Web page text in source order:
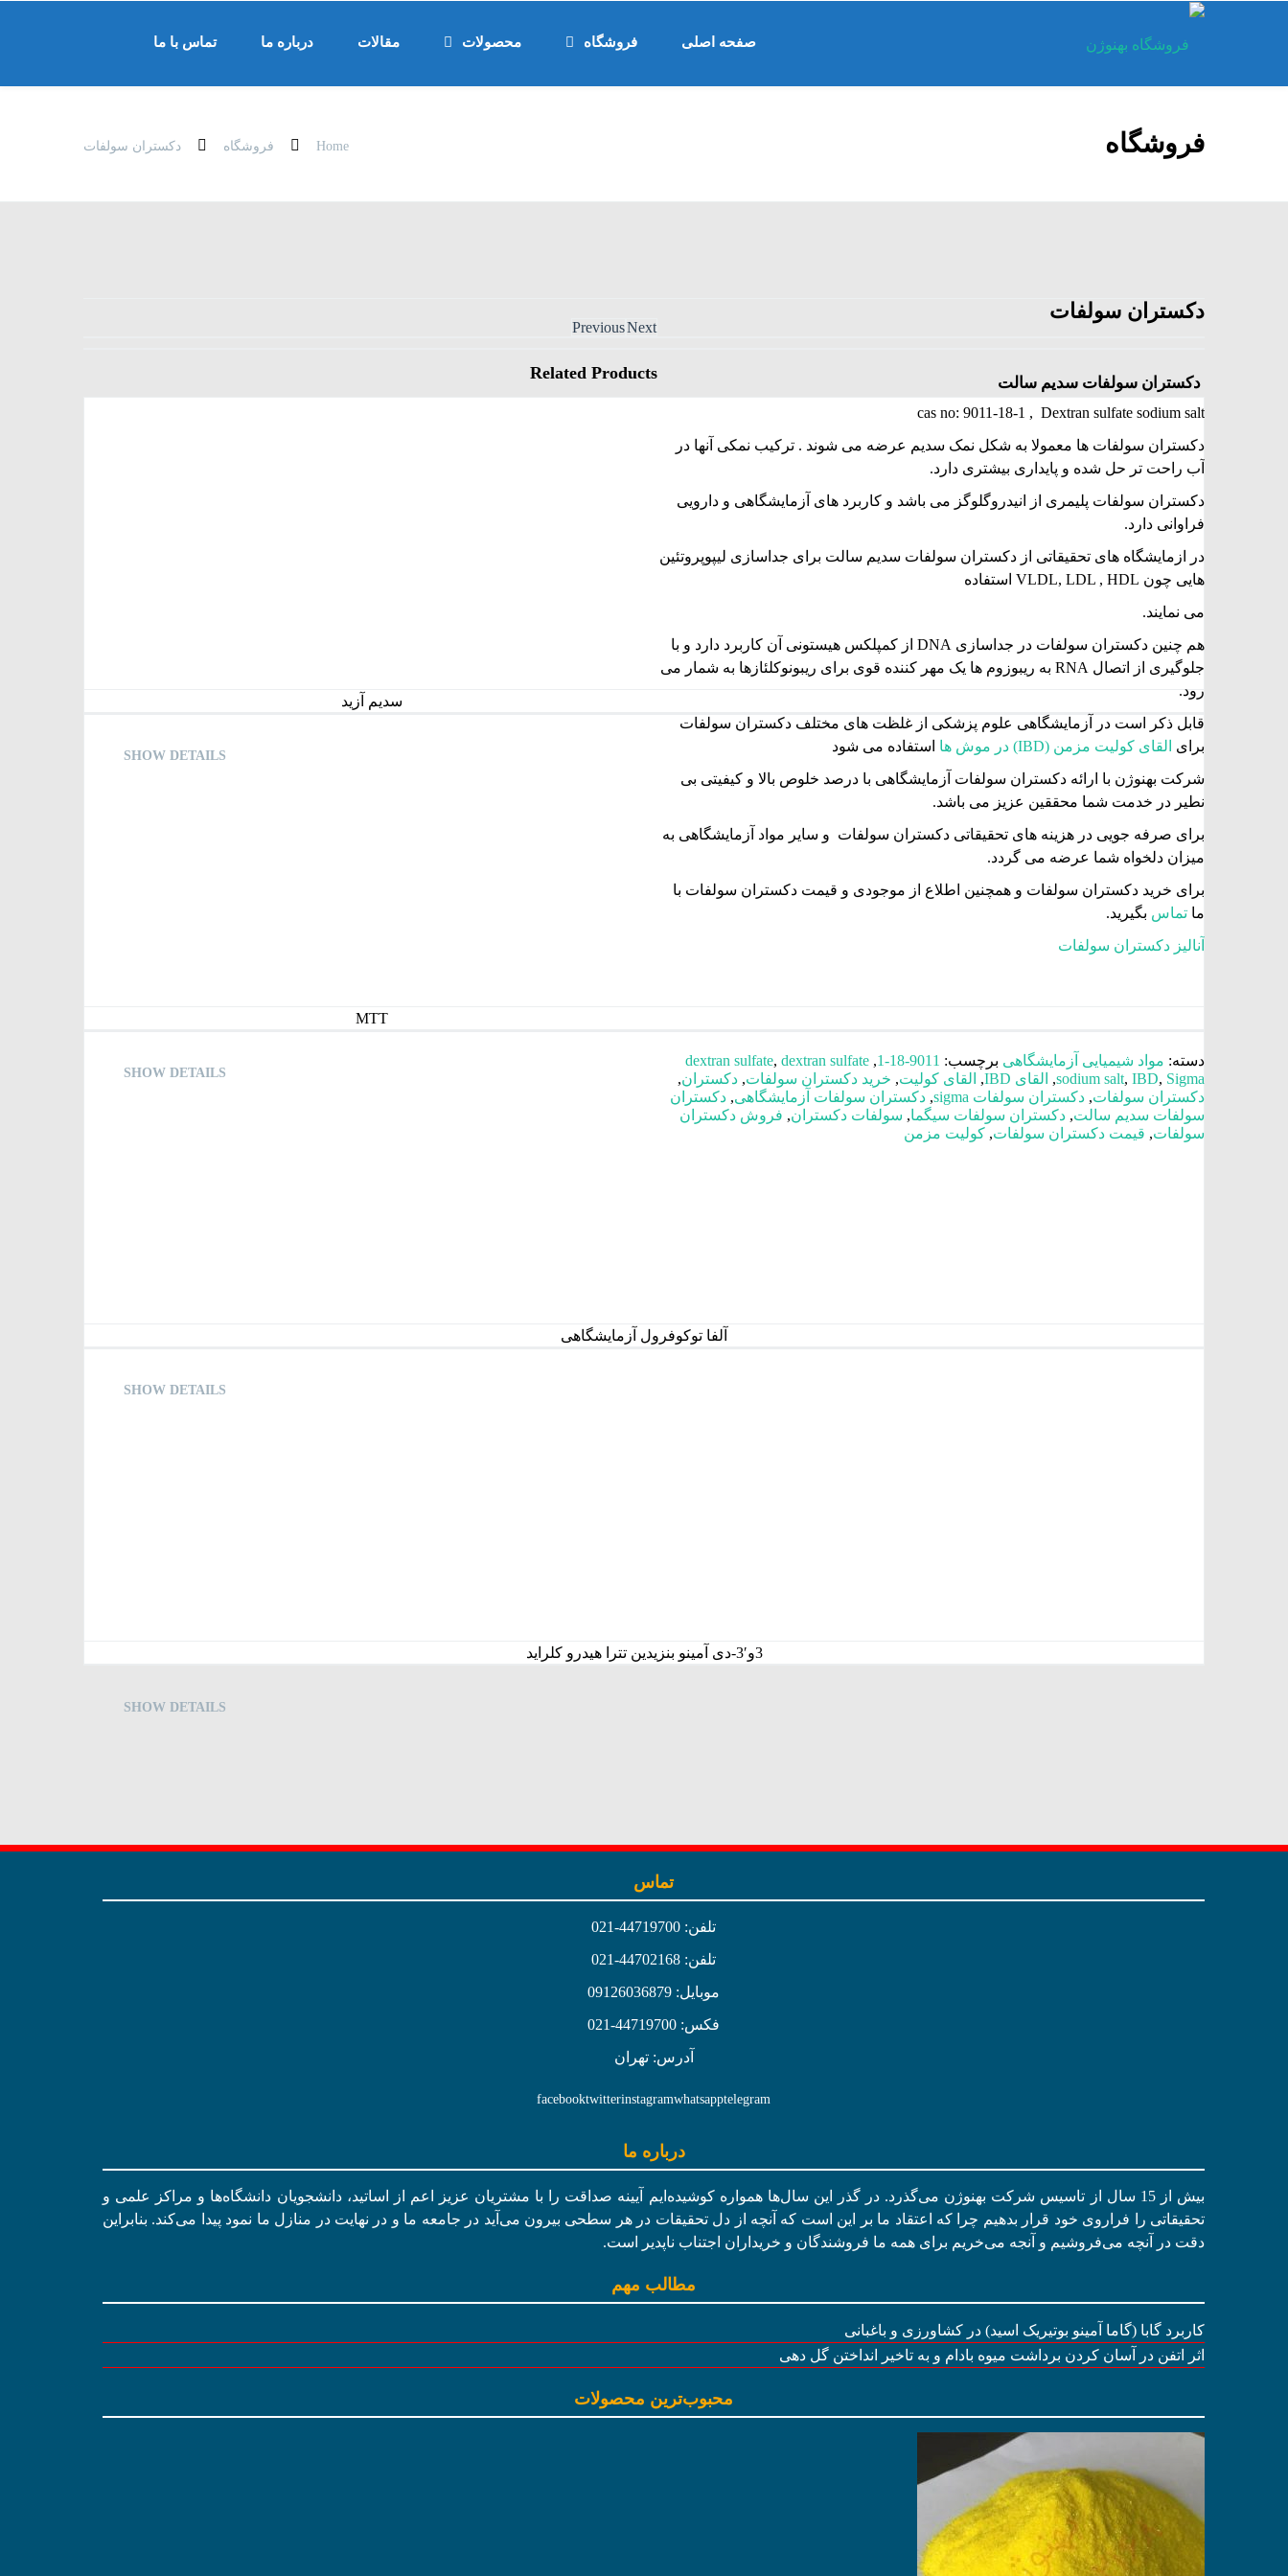
صفحه اصلی فروشگاه محصولات مقالات درباره ما تماس با ما
فروشگاه Home فروشگاه دکستران سولفات
دکستران سولفات
دکستران سولفات سدیم سالت
cas no: 9011-18-1 , Dextran sulfate sodium salt
دکستران سولفات ها معمولا به شکل نمک سدیم عرضه می شوند . ترکیب نمکی آنها در
آب راحت تر حل شده و پایداری بیشتری دارد.
دکستران سولفات پلیمری از انیدروگلوگز می باشد و کاربرد های آزمایشگاهی و دارویی
فراوانی دارد.
در ازمایشگاه های تحقیقاتی از دکستران سولفات سدیم سالت برای جداسازی لیپوپروتئین
هایی چون VLDL, LDL , HDL استفاده
می نمایند.
هم چنین دکستران سولفات در جداسازی DNA از کمپلکس هیستونی آن کاربرد دارد و با
جلوگیری از اتصال RNA به ریبوزوم ها یک مهر کننده قوی برای ریبونوکلئازها به شمار می
رود.
قابل ذکر است در آزمایشگاهی علوم پزشکی از غلظت های مختلف دکستران سولفات
برای القای کولیت مزمن (IBD) در موش ها
استفاده می شود
شرکت بهنوژن با ارائه دکستران سولفات آزمایشگاهی با درصد خلوص بالا و کیفیتی بی
نطیر در خدمت شما محققین عزیز می باشد.
برای صرفه جویی در هزینه های تحقیقاتی دکستران سولفات و سایر مواد آزمایشگاهی به
میزان دلخواه شما عرضه می گردد.
برای خرید دکستران سولفات و همچنین اطلاع از موجودی و قیمت دکستران سولفات با
ما تماس بگیرید.
آنالیز دکستران سولفات
دسته: مواد شیمیایی آزمایشگاهی برچسب: 9011-18-1
,
dextran sulfate, dextran sulfate
sodium salt, IBD, Sigma
, القای IBD , القای کولیت, خرید دکستران سولفات, دکستران,
دکستران سولفات, دکستران سولفات sigma , دکستران سولفات آزمایشگاهی, دکستران
سولفات سدیم سالت, دکستران سولفات سیگما, سولفات دکستران, فروش دکستران
سولفات, قیمت دکستران سولفات, کولیت مزمن
PreviousNext
Related Products
سدیم آزید
SHOW DETAILS
MTT
SHOW DETAILS
آلفا توکوفرول آزمایشگاهی
SHOW DETAILS
3و′3-دی آمینو بنزیدین تترا هیدرو کلراید
SHOW DETAILS
تماس
تلفن: 44719700-021
تلفن: 44702168-021
موبایل: 09126036879
فکس: 44719700-021
آدرس: تهران
telegram
whatsapp
instagram
twitter
facebook
درباره ما
بیش از 15 سال از تاسیس شرکت بهنوژن می‌گذرد. در گذر این سال‌ها همواره کوشیده‌ایم آیینه صداقت را با مشتریان عزیز اعم از اساتید، دانشجویان دانشگاه‌ها و مراکز علمی و
تحقیقاتی را فراروی خود قرار بدهیم چرا که اعتقاد ما بر این است که آنچه از دل تحقیقات در هر سطحی بیرون می‌آید در جامعه ما و در نهایت در منازل ما نمود پیدا می‌کند. بنابراین
دقت در آنچه می‌فروشیم و آنجه می‌خریم برای همه ما فروشندگان و خریداران اجتناب ناپدیر است.
مطالب مهم
کاربرد گابا (گاما آمینو بوتیریک اسید) در کشاورزی و باغبانی
اثر اتفن در آسان کردن برداشت میوه بادام و به تاخیر انداختن گل دهی
محبوب‌ترین محصولات